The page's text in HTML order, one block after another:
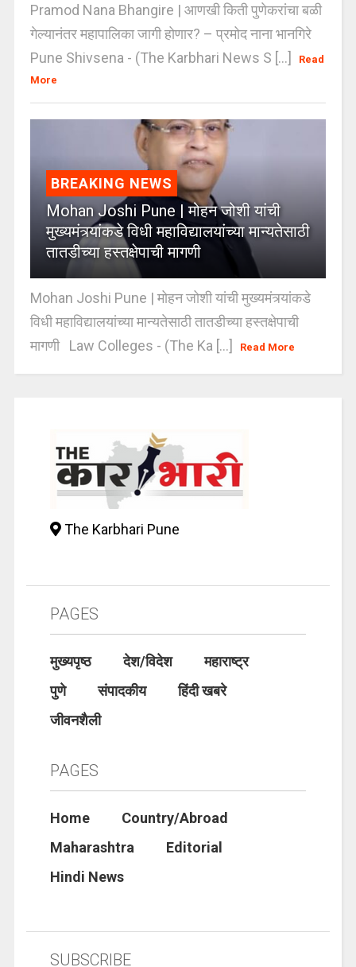
Pramod Nana Bhangire | आणखी किती पुणेकरांचा बळी
गेल्यानंतर महापालिका जागी होणार? – प्रमोद नाना भानगिरे
Pune Shivsena - (The Karbhari News S [...]
Read
More
BREAKING NEWS
Mohan Joshi Pune | मोहन जोशी यांची
मुख्यमंत्र्यांकडे विधी महाविद्यालयांच्या मान्यतेसाठी
तातडीच्या हस्तक्षेपाची मागणी
Mohan Joshi Pune | मोहन जोशी यांची मुख्यमंत्र्यांकडे
विधी महाविद्यालयांच्या मान्यतेसाठी तातडीच्या हस्तक्षेपाची
मागणी Law Colleges - (The Ka [...]
Read More
The Karbhari Pune
PAGES
मुख्यपृष्ठ देश/विदेश
महाराष्ट्र
पुणे
संपादकीय
हिंदी खबरे
जीवनशैली
PAGES
Home
Country/Abroad
Maharashtra
Editorial
Hindi News
SUBSCRIBE